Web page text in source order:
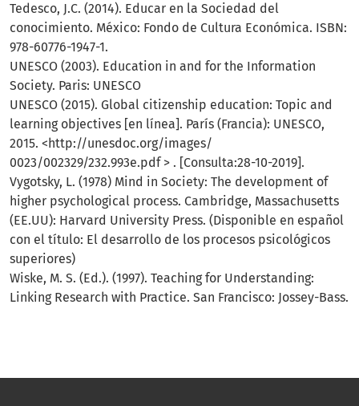
Tedesco, J.C. (2014). Educar en la Sociedad del
conocimiento. México: Fondo de Cultura Económica. ISBN:
978-60776-1947-1.
UNESCO (2003). Education in and for the Information
Society. Paris: UNESCO
UNESCO (2015). Global citizenship education: Topic and
learning objectives [en línea]. París (Francia): UNESCO,
2015. <http://unesdoc.org/images/
0023/002329/232.993e.pdf > . [Consulta:28-10-2019].
Vygotsky, L. (1978) Mind in Society: The development of
higher psychological process. Cambridge, Massachusetts
(EE.UU): Harvard University Press. (Disponible en español
con el título: El desarrollo de los procesos psicológicos
superiores)
Wiske, M. S. (Ed.). (1997). Teaching for Understanding:
Linking Research with Practice. San Francisco: Jossey-Bass.